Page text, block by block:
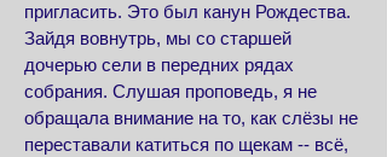
пригласить. Это был канун Рождества.
Зайдя вовнутрь, мы со старшей
дочерью сели в передних рядах
собрания. Слушая проповедь, я не
обращала внимание на то, как слёзы не
переставали катиться по щекам -- всё,